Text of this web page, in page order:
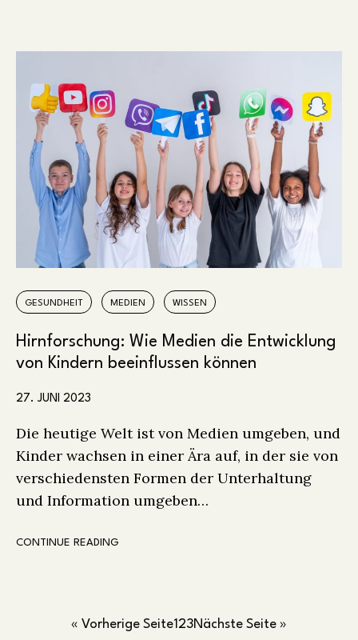
GESUNDHEIT MEDIEN WISSEN
Hirnforschung: Wie Medien die Entwicklung
von Kindern beeinflussen können
27. JUNI 2023
Die heutige Welt ist von Medien umgeben, und
Kinder wachsen in einer Ära auf, in der sie von
verschiedensten Formen der Unterhaltung
und Information umgeben…
CONTINUE READING
« Vorherige Seite1 23Nächste Seite »